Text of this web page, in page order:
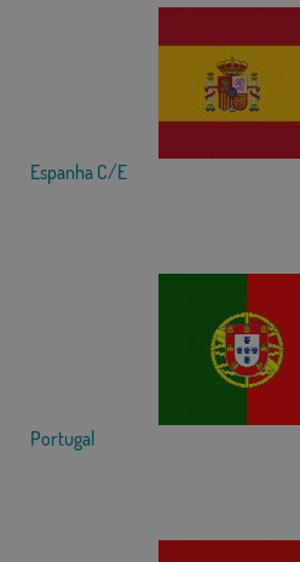
Espanha C/E
Portugal